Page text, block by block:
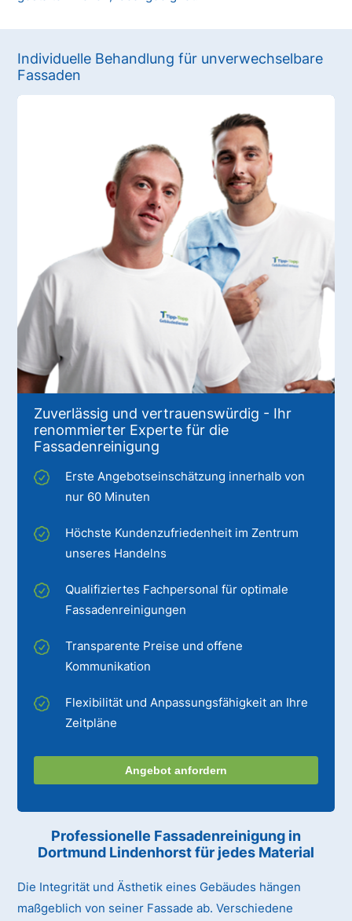
Individuelle Behandlung für unverwechselbare
Fassaden
Zuverlässig und vertrauenswürdig - Ihr
renommierter Experte für die
Fassadenreinigung
Erste Angebotseinschätzung innerhalb von
nur 60 Minuten
Höchste Kundenzufriedenheit im Zentrum
unseres Handelns
Qualifiziertes Fachpersonal für optimale
Fassadenreinigungen
Transparente Preise und offene
Kommunikation
Flexibilität und Anpassungsfähigkeit an Ihre
Zeitpläne
Angebot anfordern
Professionelle Fassadenreinigung in
Dortmund Lindenhorst für jedes Material
Die Integrität und Ästhetik eines Gebäudes hängen
maßgeblich von seiner Fassade ab. Verschiedene